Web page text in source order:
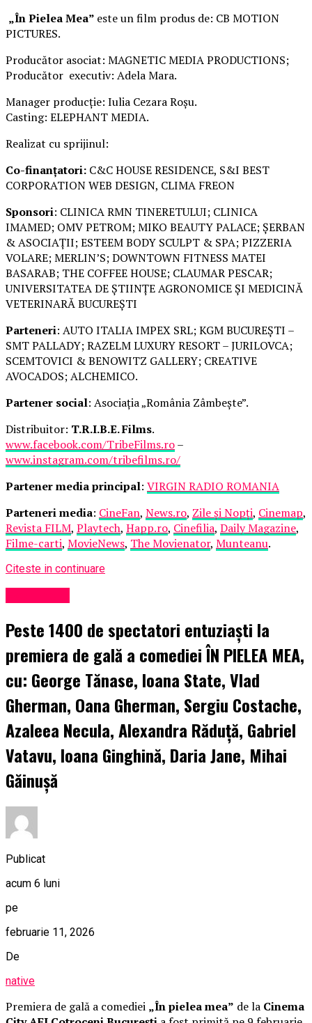
„În Pielea Mea” este un film produs de: CB MOTION
PICTURES.
Producător asociat: MAGNETIC MEDIA PRODUCTIONS;
Producător executiv: Adela Mara.
Manager producție: Iulia Cezara Roșu.
Casting: ELEPHANT MEDIA.
Realizat cu sprijinul:
Co-finanțatori: C&C HOUSE RESIDENCE, S&I BEST
CORPORATION WEB DESIGN, CLIMA FREON
Sponsori: CLINICA RMN TINERETULUI; CLINICA
IMAMED; OMV PETROM; MIKO BEAUTY PALACE; ȘERBAN
& ASOCIAȚII; ESTEEM BODY SCULPT & SPA; PIZZERIA
VOLARE; MERLIN’S; DOWNTOWN FITNESS MATEI
BASARAB; THE COFFEE HOUSE; CLAUMAR PESCAR;
UNIVERSITATEA DE ȘTIINȚE AGRONOMICE ȘI MEDICINĂ
VETERINARĂ BUCUREȘTI
Parteneri: AUTO ITALIA IMPEX SRL; KGM BUCUREȘTI –
SMT PALLADY; RAZELM LUXURY RESORT – JURILOVCA;
SCEMTOVICI & BENOWITZ GALLERY; CREATIVE
AVOCADOS; ALCHEMICO.
Partener social: Asociația „România Zâmbește”.
Distribuitor: T.R.I.B.E. Films.
www.facebook.com/TribeFilms.ro–
www.instagram.com/tribefilms.ro/
Partener media principal: VIRGIN RADIO ROMANIA
Parteneri media: CineFan, News.ro, Zile și Nopți, Cinemap,
Revista FILM, Playtech, Happ.ro, Cinefilia, Daily Magazine,
Filme-carti, MovieNews, The Movienator, Munteanu.
Citeste in continuare
Peste 1400 de spectatori entuziaști la
premiera de gală a comediei ÎN PIELEA MEA,
cu: George Tănase, Ioana State, Vlad
Gherman, Oana Gherman, Sergiu Costache,
Azaleea Necula, Alexandra Răduță, Gabriel
Vatavu, Ioana Ginghină, Daria Jane, Mihai
Găinușă
Publicat
acum 6 luni
pe
februarie 11, 2026
De
native
Premiera de gală a comediei „În pielea mea” de la Cinema